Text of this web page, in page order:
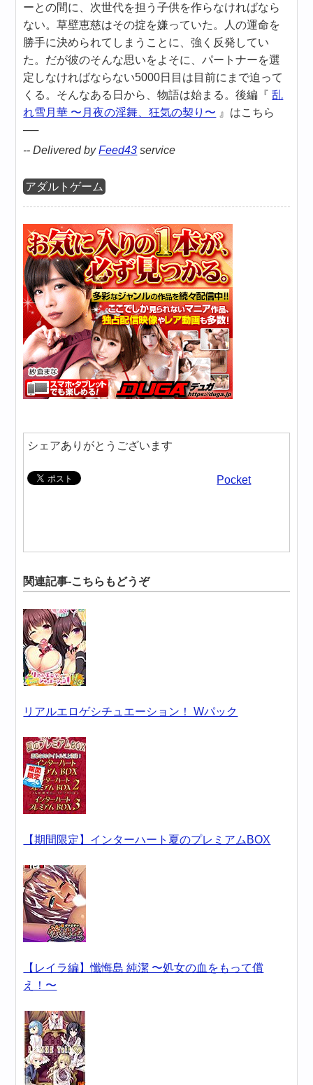
ーとの間に、次世代を担う子供を作らなければなら
ない。草壁恵慈はその掟を嫌っていた。人の運命を
勝手に決められてしまうことに、強く反発してい
た。だが彼のそんな思いをよそに、パートナーを選
定しなければならない5000日目は目前にまで迫って
くる。そんなある日から、物語は始まる。後編『乱
れ雪月華 〜月夜の淫舞、狂気の契り〜 』はこちら
──
-- Delivered byFeed43 service
アダルトゲーム
シェアありがとうございます
Pocket
関連記事-こちらもどうぞ
リアルエロゲシチュエーション！ Wパック
【期間限定】インターハート夏のプレミアムBOX
【レイラ編】懺悔島 純潔 〜処女の血をもって償
え！〜